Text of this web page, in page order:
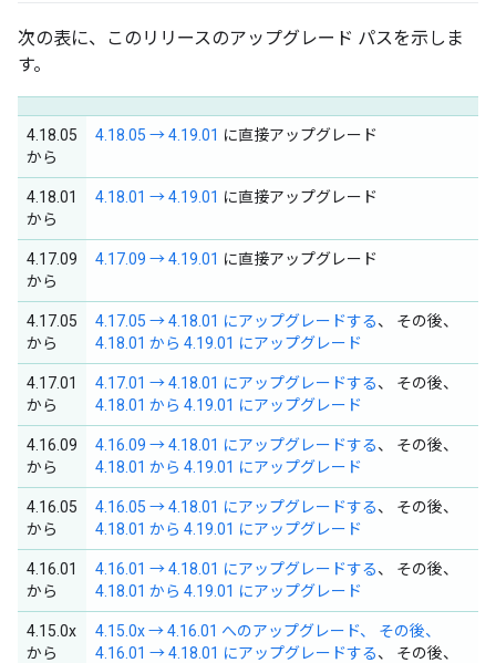
次の表に、このリリースのアップグレード パスを示しま
す。
4.18.05
から
4.18.05 → 4.19.01 に直接アップグレード
4.18.01
から
4.18.01 → 4.19.01 に直接アップグレード
4.17.09
から
4.17.09 → 4.19.01 に直接アップグレード
4.17.05
から
4.17.05 → 4.18.01 にアップグレードする、 その後、
4.18.01 から 4.19.01 にアップグレード
4.17.01
から
4.17.01 → 4.18.01 にアップグレードする、 その後、
4.18.01 から 4.19.01 にアップグレード
4.16.09
から
4.16.09 → 4.18.01 にアップグレードする、 その後、
4.18.01 から 4.19.01 にアップグレード
4.16.05
から
4.16.05 → 4.18.01 にアップグレードする、 その後、
4.18.01 から 4.19.01 にアップグレード
4.16.01
から
4.16.01 → 4.18.01 にアップグレードする、 その後、
4.18.01 から 4.19.01 にアップグレード
4.15.0x
から
4.15.0x → 4.16.01 へのアップグレード、 その後、
4.16.01 → 4.18.01 にアップグレードする、 その後、